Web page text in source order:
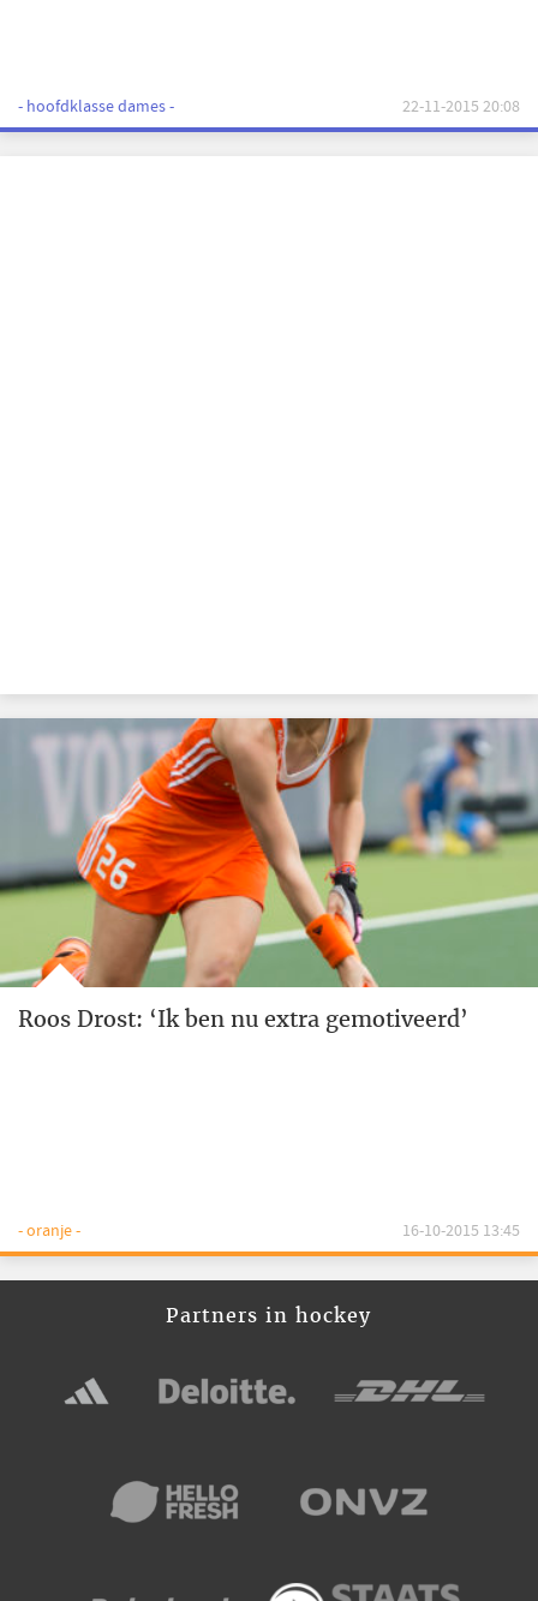
- hoofdklasse dames - 22-11-2015 20:08
Roos Drost: ‘Ik ben nu extra gemotiveerd’
- oranje - 16-10-2015 13:45
Partners in hockey